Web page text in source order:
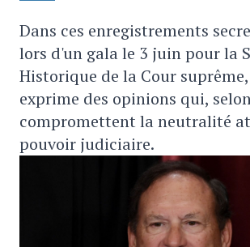
Dans ces enregistrements
lors d'un gala le 3 juin pour la
Historique de la Cour
exprime des opinions qui,
compromettent la neutralité
pouvoir judiciaire.